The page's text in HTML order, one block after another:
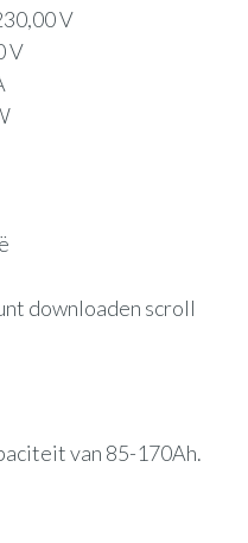
V
V
downloaden scroll
van 85-170Ah.